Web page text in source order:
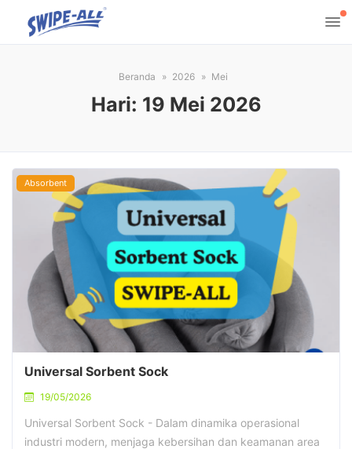
Beranda 2026 Mei
Hari: 19 Mei 2026
Absorbent
Universal Sorbent Sock
19/05/2026
Universal Sorbent Sock - Dalam dinamika operasional
industri modern, menjaga kebersihan dan keamanan area